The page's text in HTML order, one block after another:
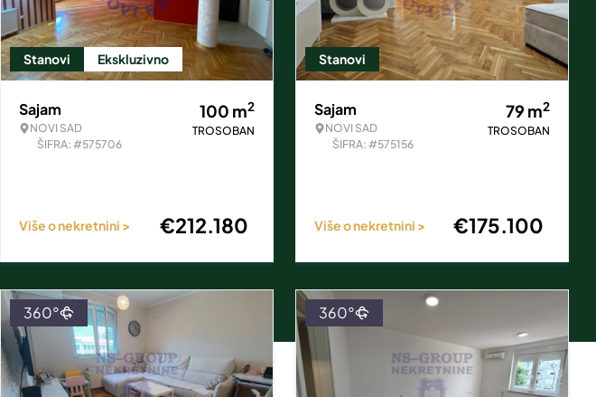
Stanovi Ekskluzivno
Sajam
NOVI SAD
ŠIFRA: #575706
100 m2
TROSOBAN
Više o nekretnini > €212.180
Stanovi
Sajam
NOVI SAD
ŠIFRA: #575156
79 m2
TROSOBAN
Više o nekretnini > €175.100
360° 360°